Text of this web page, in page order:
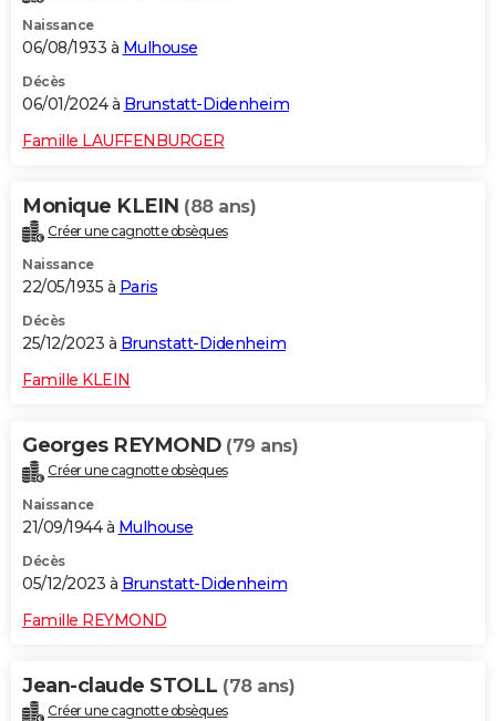
Naissance
06/08/1933 à Mulhouse
Décès
06/01/2024 à Brunstatt-Didenheim
Famille LAUFFENBURGER
Monique KLEIN (88 ans)
Créer une cagnotte obsèques
Naissance
22/05/1935 à Paris
Décès
25/12/2023 à Brunstatt-Didenheim
Famille KLEIN
Georges REYMOND (79 ans)
Créer une cagnotte obsèques
Naissance
21/09/1944 à Mulhouse
Décès
05/12/2023 à Brunstatt-Didenheim
Famille REYMOND
Jean-claude STOLL (78 ans)
Créer une cagnotte obsèques